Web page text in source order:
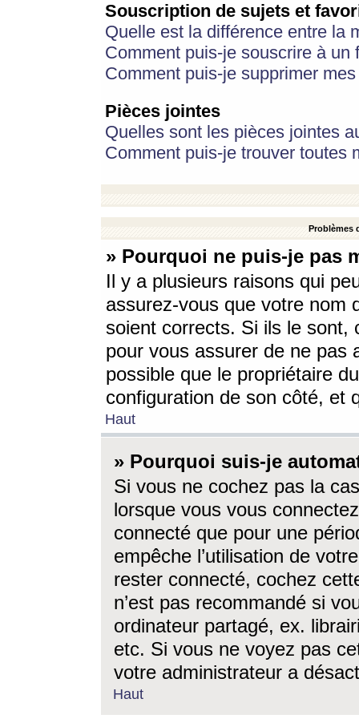
Souscription de sujets et
Quelle est la différence entre la
Comment puis-je souscrire à
Comment puis-je supprimer
Pièces jointes
Quelles sont les pièces jointes
Comment puis-je trouver toutes
Problèmes
» Pourquoi ne puis-je pas
Il y a plusieurs raisons qui
assurez-vous que votre nom
soient corrects. Si ils le sont,
pour vous assurer de ne pas
possible que le propriétaire
configuration de son côté, et
Haut
» Pourquoi suis-je
Si vous ne cochez pas la
lorsque vous vous
connecté que pour une
empêche l’utilisation de
rester connecté, cochez
n’est pas recommandé si
ordinateur partagé, ex.
etc. Si vous ne voyez pas
votre administrateur a
Haut